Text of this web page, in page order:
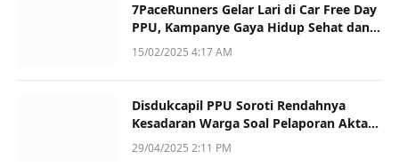
7PaceRunners Gelar Lari di Car Free Day
PPU, Kampanye Gaya Hidup Sehat dan
Dukung UMKM
15/02/2025 4:17 AM
Disdukcapil PPU Soroti Rendahnya
Kesadaran Warga Soal Pelaporan Akta
Kematian
29/04/2025 2:11 PM